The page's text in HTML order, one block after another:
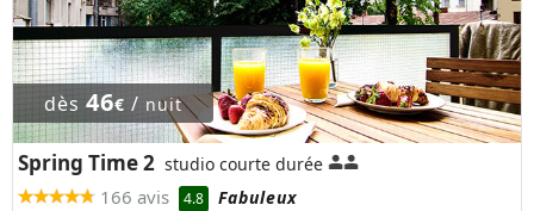
dès 46€ / nuit
Spring Time 2 studio courte durée
166 avis 4.8
Fabuleux